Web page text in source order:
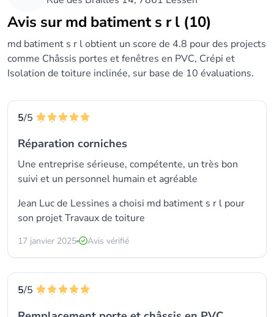
Avis sur md batiment s r l (10)
md batiment s r l obtient un score de 4.8 pour des projects
comme Châssis portes et fenêtres en PVC, Crépi et
Isolation de toiture inclinée, sur base de 10 évaluations.
5/5
Réparation corniches
Une entreprise sérieuse, compétente, un très bon
suivi et un personnel humain et agréable
Jean Luc de Lessines a choisi md batiment s r l pour
son projet Travaux de toiture
17 janvier 2025 Avis vérifié
5/5